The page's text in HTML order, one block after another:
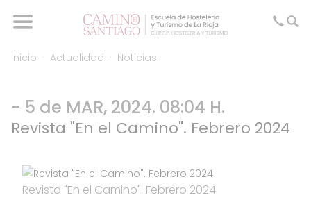
Inicio Actualidad Noticias
- 5 de MAR, 2024. 08:04 H.
Revista "En el Camino". Febrero 2024
Revista "En el Camino". Febrero 2024